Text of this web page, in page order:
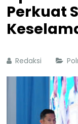
Perkuat
Redaksi